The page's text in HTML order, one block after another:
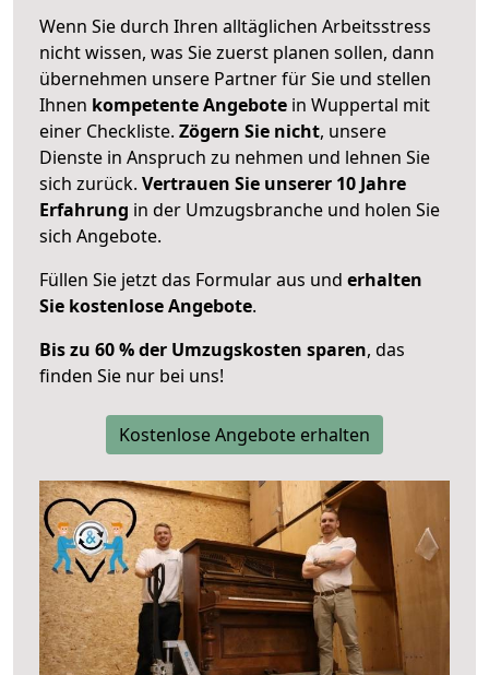
Wenn Sie durch Ihren alltäglichen Arbeitsstress
nicht wissen, was Sie zuerst planen sollen, dann
übernehmen unsere Partner für Sie und stellen
Ihnen kompetente Angebote in Wuppertal mit
einer Checkliste. Zögern Sie nicht, unsere
Dienste in Anspruch zu nehmen und lehnen Sie
sich zurück. Vertrauen Sie unserer 10 Jahre
Erfahrung in der Umzugsbranche und holen Sie
sich Angebote.
Füllen Sie jetzt das Formular aus und erhalten
Sie kostenlose Angebote.
Bis zu 60 % der Umzugskosten sparen, das
finden Sie nur bei uns!
Kostenlose Angebote erhalten